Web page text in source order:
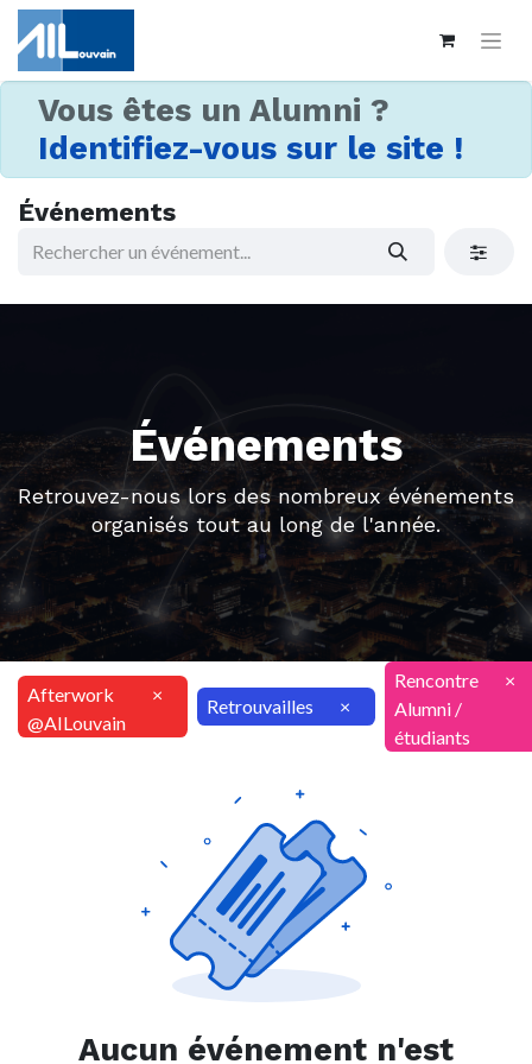
Vous êtes un Alumni ?
Identifiez-vous sur le site !
Événements
Événements
Retrouvez-nous lors des nombreux événements
organisés tout au long de l'année.
Afterwork
@AILouvain
×
Retrouvailles ×
Rencontre
Alumni /
étudiants
×
Aucun événement n'est